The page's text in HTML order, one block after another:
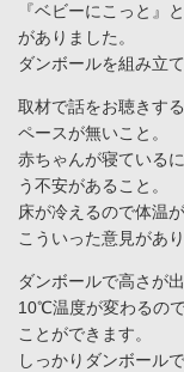
『ベビーにこっと』
がありました。
ダンボールを組み立
取材で話をお聴きす
ペースが無いこと。
赤ちゃんが寝ている
う不安があること。
床が冷えるので体温
こういった意見があ
ダンボールで高さが
10℃温度が変わるの
ことができます。
しっかりダンボール